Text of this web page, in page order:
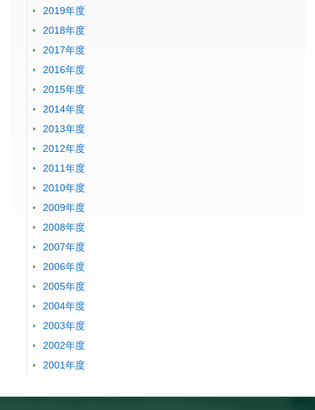
2019年度
2018年度
2017年度
2016年度
2015年度
2014年度
2013年度
2012年度
2011年度
2010年度
2009年度
2008年度
2007年度
2006年度
2005年度
2004年度
2003年度
2002年度
2001年度